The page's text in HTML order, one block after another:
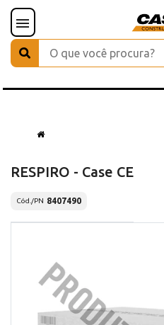
RESPIRO - Case CE
Cód./PN 8407490